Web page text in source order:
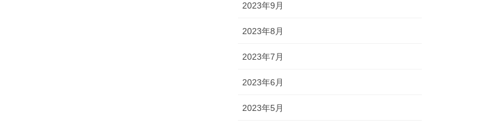
2023年9月
2023年8月
2023年7月
2023年6月
2023年5月